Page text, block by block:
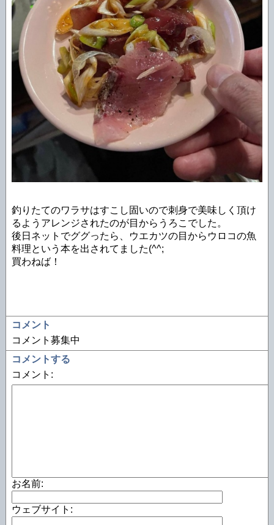
釣りたてのワラサはすこし固いので刺身で美味しく頂け
るようアレンジされたのが目からうろこでした。
後日ネットでググったら、ウエカツの目からウロコの魚
料理という本を出されてました(^^;
買わねば！
コメント
コメント募集中
コメントする
コメント:
お名前:
ウェブサイト: